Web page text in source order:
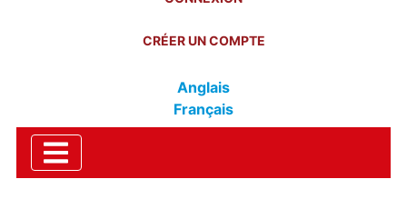
CRÉER UN COMPTE
Anglais
Français